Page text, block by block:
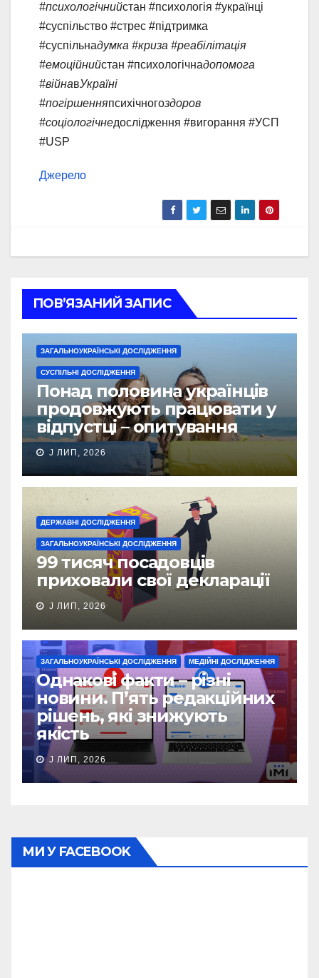
#психологічнийстан #психологія #українці
#суспільство #стрес #підтримка
#суспільнадумка #криза #реабілітація
#емоційнийстан #психологічнадопомога
#війнавУкраїні
#погіршенняпсихічногоздоров
#соціологічнедослідження #вигорання #УСП
#USP
Джерело
ПОВ’ЯЗАНИЙ ЗАПИС
ЗАГАЛЬНОУКРАЇНСЬКІ ДОСЛІДЖЕННЯ
СУСПІЛЬНІ ДОСЛІДЖЕННЯ
Понад половина українців
продовжують працювати у
відпустці – опитування
J ЛИП, 2026
ДЕРЖАВНІ ДОСЛІДЖЕННЯ
ЗАГАЛЬНОУКРАЇНСЬКІ ДОСЛІДЖЕННЯ
99 тисяч посадовців
приховали свої декларації
J ЛИП, 2026
ЗАГАЛЬНОУКРАЇНСЬКІ ДОСЛІДЖЕННЯ МЕДІЙНІ ДОСЛІДЖЕННЯ
Однакові факти – різні
новини. П’ять редакційних
рішень, які знижують
якість
J ЛИП, 2026
МИ У FACEBOOK